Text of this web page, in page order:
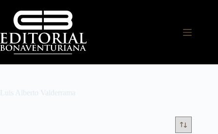
Luis Alberto Valderrama